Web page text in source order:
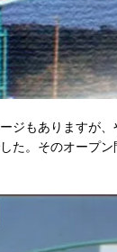
ジもありますが
た。そのオープ